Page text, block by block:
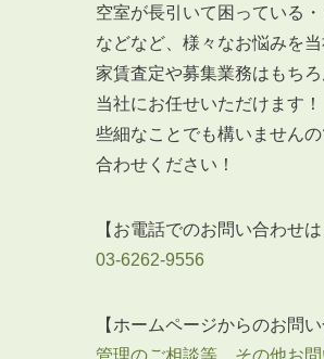
空室が長引いて困っている
などなど、様々なお悩みを
家賃査定や募集業務はもち
当社にお任せいただけます！
些細なことでも構いません
合わせください！
【お電話でのお問い合わせは
03-6262-9556
【ホームページからのお問